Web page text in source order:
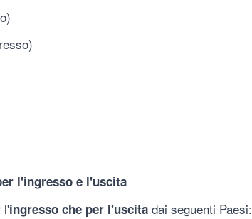
l'ingresso e l'uscita
l'ingresso che per l'uscitadai seguenti Paesi: